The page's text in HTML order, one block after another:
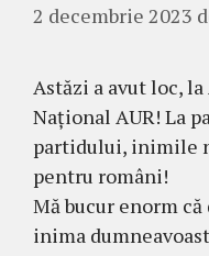
2 decembrie 2023
Astăzi a avut loc,
Național AUR! La
partidului, inimile
pentru români!
Mă bucur enorm
inima